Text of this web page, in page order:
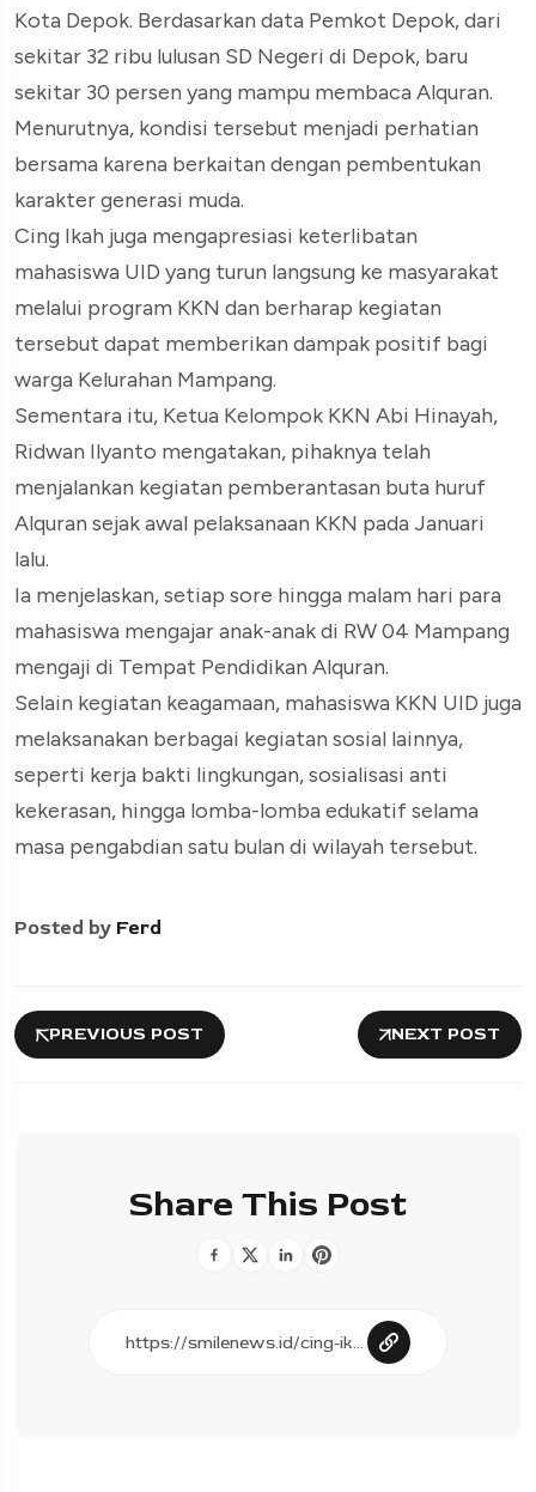
Kota Depok. Berdasarkan data Pemkot Depok, dari
sekitar 32 ribu lulusan SD Negeri di Depok, baru
sekitar 30 persen yang mampu membaca Alquran.
Menurutnya, kondisi tersebut menjadi perhatian
bersama karena berkaitan dengan pembentukan
karakter generasi muda.
Cing Ikah juga mengapresiasi keterlibatan
mahasiswa UID yang turun langsung ke masyarakat
melalui program KKN dan berharap kegiatan
tersebut dapat memberikan dampak positif bagi
warga Kelurahan Mampang.
Sementara itu, Ketua Kelompok KKN Abi Hinayah,
Ridwan Ilyanto mengatakan, pihaknya telah
menjalankan kegiatan pemberantasan buta huruf
Alquran sejak awal pelaksanaan KKN pada Januari
lalu.
Ia menjelaskan, setiap sore hingga malam hari para
mahasiswa mengajar anak-anak di RW 04 Mampang
mengaji di Tempat Pendidikan Alquran.
Selain kegiatan keagamaan, mahasiswa KKN UID juga
melaksanakan berbagai kegiatan sosial lainnya,
seperti kerja bakti lingkungan, sosialisasi anti
kekerasan, hingga lomba-lomba edukatif selama
masa pengabdian satu bulan di wilayah tersebut.
Posted by Ferd
PREVIOUS POST NEXT POST
Share This Post